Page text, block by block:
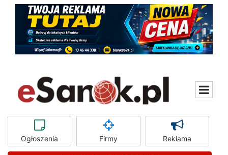
Ogłoszenia Firmy Reklama